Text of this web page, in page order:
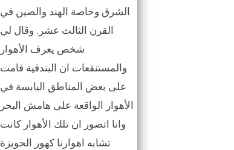
الشرق وخاصة الهند والصين في
القرن الثالث عشر. وقال لي
شخص يعرف الأهوار
والمستنقعات ان البندقية قامت
على بعض المناطق اليابسة في
الأهوار الواقعة على هامش البحر
وانا اتصور ان تلك الأهوار كانت
تشابه اهوارنا كهور الحويزة